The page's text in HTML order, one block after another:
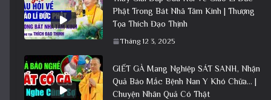
Phật Trong Bát Nhã Tâm Kinh | Thượng
Tọa Thích Đạo Thịnh
Tháng 12 3, 2025
GIẾT GÀ Mang Nghiệp SÁT SANH, Nhận
Quả Báo Mắc Bệnh Nan Y Khó Chữa… |
Chuyện Nhân Quả Có Thật